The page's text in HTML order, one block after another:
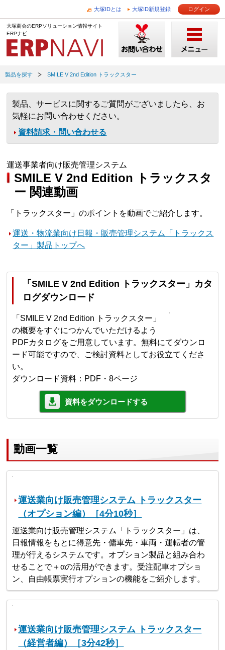
大塚IDとは 大塚ID新規登録 ログイン
大塚商会のERPソリューション情報サイト
ERPナビ
製品を探す SMILE V 2nd Edition トラックスター
製品、サービスに関するご質問がございましたら、お
気軽にお問い合わせください。
資料請求・問い合わせる
運送事業者向け販売管理システム
SMILE V 2nd Edition トラックスタ
ー 関連動画
「トラックスター」のポイントを動画でご紹介します。
運送・物流業向け日報・販売管理システム「トラックス
ター」製品トップへ
「SMILE V 2nd Edition トラックスター」カタ
ログダウンロード
「SMILE V 2nd Edition トラックスター」
の概要をすぐにつかんでいただけるよう
PDFカタログをご用意しています。無料にてダウンロ
ード可能ですので、ご検討資料としてお役立てくださ
い。
ダウンロード資料：PDF・8ページ
資料をダウンロードする
動画一覧
運送業向け販売管理システム トラックスター
（オプション編）［4分10秒］
運送業向け販売管理システム「トラックスター」は、
日報情報をもとに得意先・傭車先・車両・運転者の管
理が行えるシステムです。オプション製品と組み合わ
せることで＋αの活用ができます。受注配車オプショ
ン、自由帳票実行オプションの機能をご紹介します。
運送業向け販売管理システム トラックスター
（経営者編）［3分42秒］